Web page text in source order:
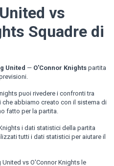
vs
Squadre di
United — O'Connor Knights partita
puoi rivedere i confronti tra
abbiamo creato con il sistema di
fatto per la partita.
i dati statistici della partita
tutti i dati statistici per aiutare il
vs O'Connor Knights le